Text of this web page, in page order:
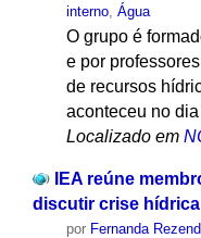
interno, Água
O grupo é
e por
de recursos
aconteceu no
Localizado em
IEA reúne
discutir crise hídrica
por Fernanda